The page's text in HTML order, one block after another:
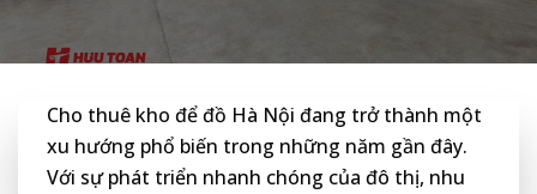
Cho thuê kho để đồ Hà Nội đang trở thành một
xu hướng phổ biến trong những năm gần đây.
Với sự phát triển nhanh chóng của đô thị, nhu